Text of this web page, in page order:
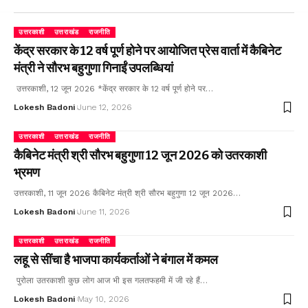
उत्तरकाशी उत्तराखंड राजनीति
केंद्र सरकार के 12 वर्ष पूर्ण होने पर आयोजित प्रेस वार्ता में कैबिनेट
मंत्री ने सौरभ बहुगुणा गिनाईं उपलब्धियां
उत्तरकाशी, 12 जून 2026 *केंद्र सरकार के 12 वर्ष पूर्ण होने पर…
Lokesh Badoni June 12, 2026
उत्तरकाशी उत्तराखंड राजनीति
कैबिनेट मंत्री श्री सौरभ बहुगुणा 12 जून 2026 को उतरकाशी
भ्रमण
उत्तरकाशी, 11 जून 2026 कैबिनेट मंत्री श्री सौरभ बहुगुणा 12 जून 2026…
Lokesh Badoni June 11, 2026
उत्तरकाशी उत्तराखंड राजनीति
लहू से सींचा है भाजपा कार्यकर्ताओं ने बंगाल में कमल
पुरोला उतरकाशी कुछ लोग आज भी इस गलतफहमी में जी रहे हैं…
Lokesh Badoni May 10, 2026